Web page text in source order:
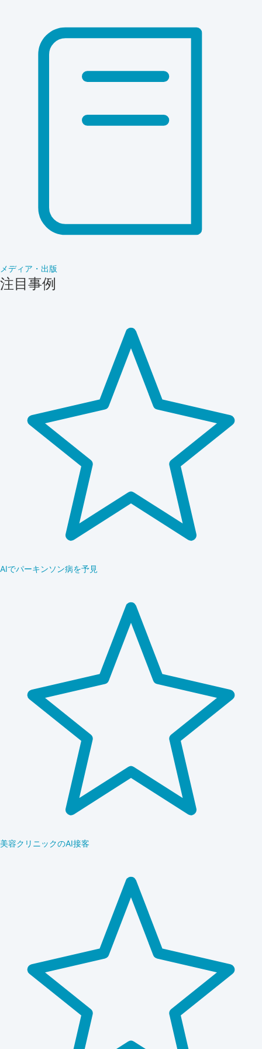
メディア・出版
注目事例
AIでパーキンソン病を予見
美容クリニックのAI接客